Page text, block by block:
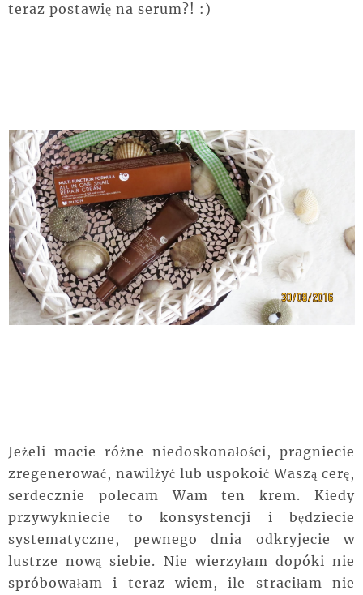
teraz postawię na serum?! :)
Jeżeli macie różne niedoskonałości, pragniecie
zregenerować, nawilżyć lub uspokoić Waszą cerę,
serdecznie polecam Wam ten krem. Kiedy
przywykniecie to konsystencji i będziecie
systematyczne, pewnego dnia odkryjecie w
lustrze nową siebie. Nie wierzyłam dopóki nie
spróbowałam i teraz wiem, ile straciłam nie